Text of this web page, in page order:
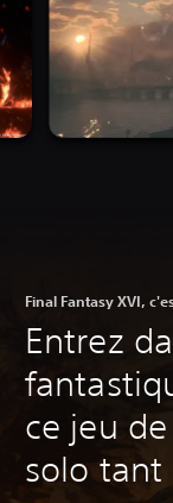
Final Fantasy XVI,
Entrez
ce jeu
solo tant